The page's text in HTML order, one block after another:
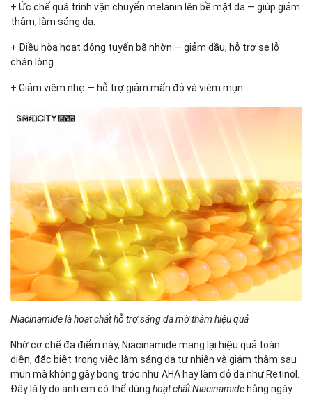
+ Ức chế quá trình vận chuyển melanin lên bề mặt da — giúp giảm
thâm, làm sáng da.
+ Điều hòa hoạt động tuyến bã nhờn — giảm dầu, hỗ trợ se lỗ
chân lông.
+ Giảm viêm nhẹ — hỗ trợ giảm mẩn đỏ và viêm mụn.
Niacinamide là hoạt chất hỗ trợ sáng da mờ thâm hiệu quả
Nhờ cơ chế đa điểm này, Niacinamide mang lại hiệu quả toàn
diện, đặc biệt trong việc làm sáng da tự nhiên và giảm thâm sau
mụn mà không gây bong tróc như AHA hay làm đỏ da như Retinol.
Đây là lý do anh em có thể dùng hoạt chất Niacinamidehằng ngày